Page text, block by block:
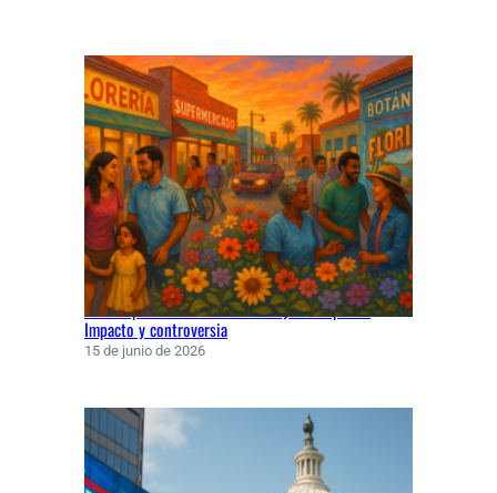
Florida prohíbe examen de manejo en español:
Impacto y controversia
15 de junio de 2026